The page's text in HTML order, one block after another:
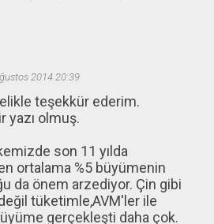
2014 20:39
teşekkür ederim.
yazı olmuş.
son 11 yılda
ortalama %5 büyümenin
da önem arzediyor. Çin gibi
tüketimle,AVM'ler ile
gerçekleşti daha çok.